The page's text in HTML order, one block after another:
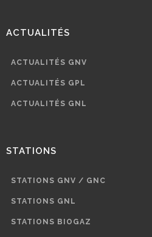
ACTUALITÉS
ACTUALITÉS GNV
ACTUALITÉS GPL
ACTUALITÉS GNL
STATIONS
STATIONS GNV / GNC
STATIONS GNL
STATIONS BIOGAZ